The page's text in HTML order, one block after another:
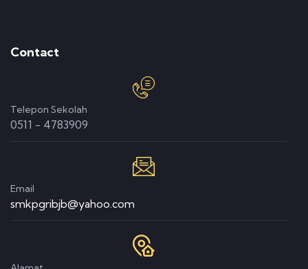
Contact
Telepon Sekolah
0511 - 4783909
Email
smkpgribjb@yahoo.com